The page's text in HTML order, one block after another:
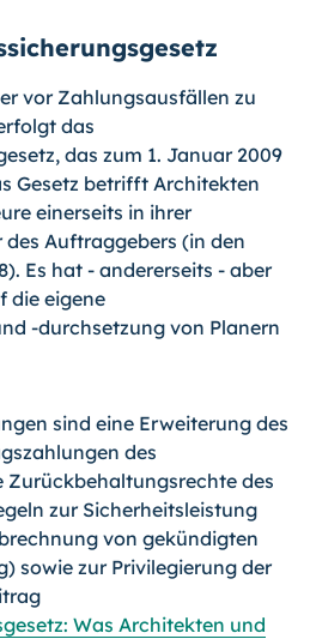
vor Zahlungsausfällen zu
das
das zum 1. Januar 2009
Gesetz betrifft Architekten
einerseits in ihrer
Auftraggebers (in den
Es hat - andererseits - aber
die eigene
-durchsetzung von Planern
sind eine Erweiterung des
des
des
zur Sicherheitsleistung
von gekündigten
sowie zur Privilegierung der
Was Architekten und